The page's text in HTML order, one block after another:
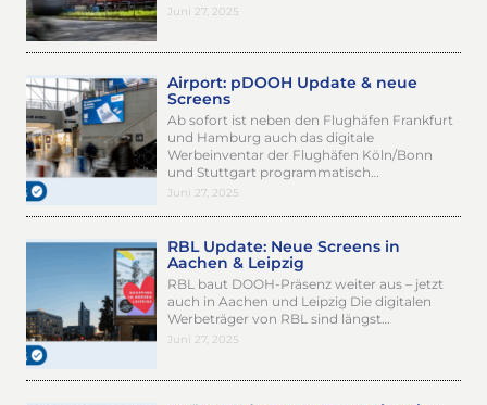
Juni 27, 2025
Airport: pDOOH Update & neue
Screens
Ab sofort ist neben den Flughäfen Frankfurt
und Hamburg auch das digitale
Werbeinventar der Flughäfen Köln/Bonn
und Stuttgart programmatisch…
Juni 27, 2025
RBL Update: Neue Screens in
Aachen & Leipzig
RBL baut DOOH-Präsenz weiter aus – jetzt
auch in Aachen und Leipzig Die digitalen
Werbeträger von RBL sind längst…
Juni 27, 2025